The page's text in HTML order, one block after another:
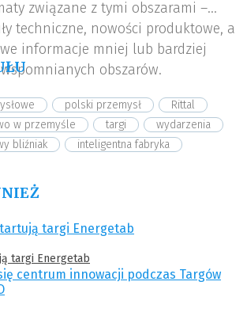
związane z tymi obszarami –
techniczne, nowości produktowe, a
informacje mniej lub bardziej
obszarów.
polski przemysł
Rittal
w przemyśle
targi
wydarzenia
bliźniak
inteligentna fabryka
targi Energetab